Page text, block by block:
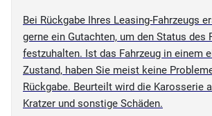
Bei Rückgabe Ihres Leasing-Fahrzeugs
gerne ein Gutachten, um den Status des
festzuhalten. Ist das Fahrzeug in einem
Zustand, haben Sie meist keine
Rückgabe. Beurteilt wird die Karosserie
Kratzer und sonstige Schäden.